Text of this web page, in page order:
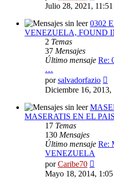
último
Julio 28, 2021,
0302
VENEZUELA, FOUND
2 Temas
37 Mensajes
Último mensaje Re:
…
porsalvadorfazio
Diciembre 16, 2013,
MASERATIS EN EL PAIS
17 Temas
130 Mensajes
Último mensaje Re:
VENEZUELA
porCaribe70
último
Mayo 18, 2014, 1:05